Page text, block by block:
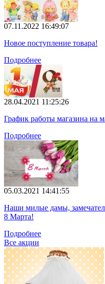
07.11.2022 16:49:07
Новое поступление товара!
Подробнее
28.04.2021 11:25:26
График работы магазина на
Подробнее
05.03.2021 14:41:55
Наши милые дамы,
8 Марта!
Подробнее
Все акции